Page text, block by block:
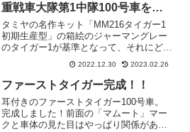
重戦車大隊第1中隊100号車を作
る。完成写真編
タミヤの名作キット「MM216タイガー1
初期生産型」の箱絵のジャーマングレー
のタイガー1が基準となって、それにどう
やら別解釈があるようだぞとなって、あ
ぁあれはダークイエローでドイツ風に呼
ぶとドゥンケルゲルプを塗らなくてはい
かん。でもなんだか...
2022.12.30 2023.02.26
ファーストタイガー完成！！
耳付きのファーストタイガー100号車。
完成しました！前面の「マムート」マー
クと車体の見た目はやっぱり関係がある